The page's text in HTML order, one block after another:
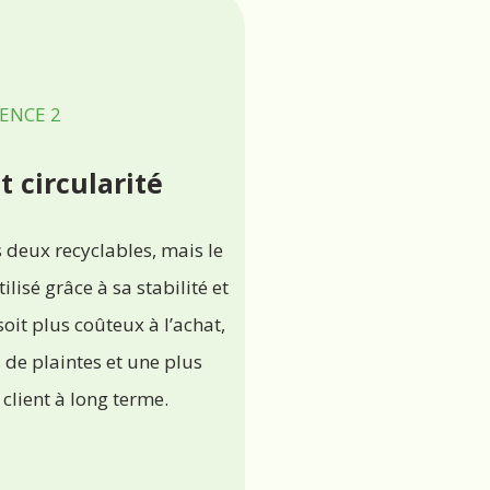
2
circularité
deux recyclables, mais le
grâce à sa stabilité et
plus coûteux à l’achat,
plaintes et une plus
à long terme.